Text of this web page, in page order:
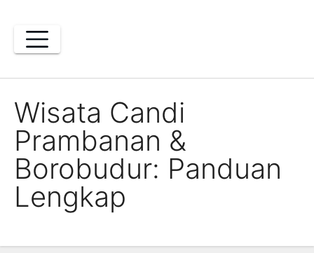
content
Wisata Candi
Prambanan &
Borobudur: Panduan
Lengkap